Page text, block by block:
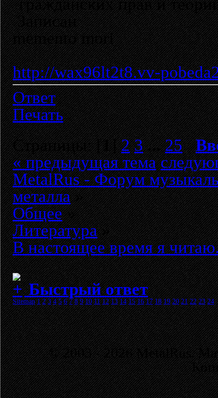
гражданских прав и
Записан
memento mori
http://wax96lt2t8.vv-
Ответ
Печать
Страницы: [1]2 3 ...25
« предыдущая тема
MetalRus - Форум
металла»
Общее»
Литература»
В настоящее время я
Быстрый ответ
Sitemap 1 2 3 4 5 6 7 8 9 10 11 12 13 14 15 16 17 18 19 20 21 22 23 24
© 2003 - 2026 MetalRus.